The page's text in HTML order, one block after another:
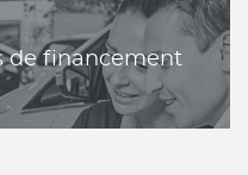
de financement